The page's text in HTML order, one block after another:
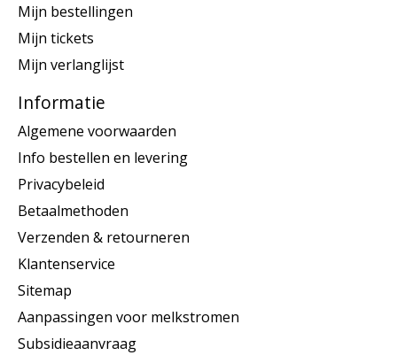
Mijn bestellingen
Mijn tickets
Mijn verlanglijst
Informatie
Algemene voorwaarden
Info bestellen en levering
Privacybeleid
Betaalmethoden
Verzenden & retourneren
Klantenservice
Sitemap
Aanpassingen voor melkstromen
Subsidieaanvraag